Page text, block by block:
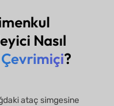
Nasıl
?
ataç simgesine